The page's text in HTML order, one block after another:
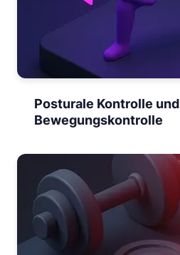
Posturale Kontrolle und
Bewegungskontrolle